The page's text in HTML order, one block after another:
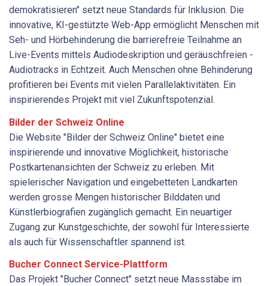
demokratisieren" setzt neue Standards für Inklusion. Die
innovative, KI-gestützte Web-App ermöglicht Menschen mit
Seh- und Hörbehinderung die barrierefreie Teilnahme an
Live-Events mittels Audiodeskription und geräuschfreien ­
Audiotracks in Echtzeit. Auch Menschen ohne Behinderung
profitieren bei Events mit vielen Parallelaktivitäten. Ein
inspirierendes Projekt mit viel Zukunftspotenzial.
Bilder der Schweiz Online
Die Website "Bilder der Schweiz Online" bietet eine
inspirierende und innovative Möglichkeit, historische
Postkartenansichten der Schweiz zu erleben. Mit
spielerischer Navigation und eingebetteten Landkarten
werden grosse Mengen historischer Bilddaten und
Künstlerbiografien zugänglich gemacht. Ein neuartiger
Zugang zur Kunst­geschichte, der sowohl für Interessierte
als auch für Wissenschaftler spannend ist.
Bucher Connect Service-Plattform
Das Projekt "Bucher Connect" setzt neue Massstäbe im